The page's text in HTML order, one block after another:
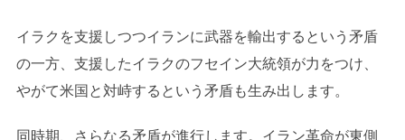
イラクを支援しつつイランに武器を輸出するという矛盾
の一方、支援したイラクのフセイン大統領が力をつけ、
やがて米国と対峙するという矛盾も生み出します。
同時期、さらなる矛盾が進行します。イラン革命が東側